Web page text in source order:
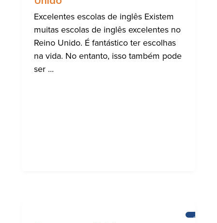
Excelentes escolas de inglês Existem
muitas escolas de inglês excelentes no
Reino Unido. É fantástico ter escolhas
na vida. No entanto, isso também pode
ser ...